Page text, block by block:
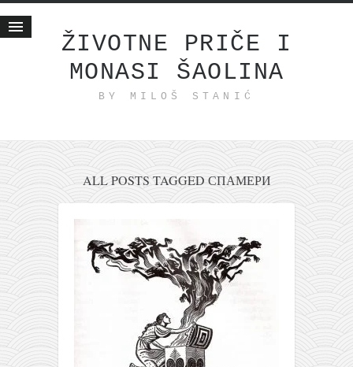
ŽIVOTNE PRIČE I
MONASI ŠAOLINA
BY MILOŠ STANIĆ
Životne priče
internet poslovanje
ishranom do zdravlja
moj haiku
bonus sadržaj
Svetlopis
duhovni otac
ALL POSTS TAGGED СПАМЕРИ